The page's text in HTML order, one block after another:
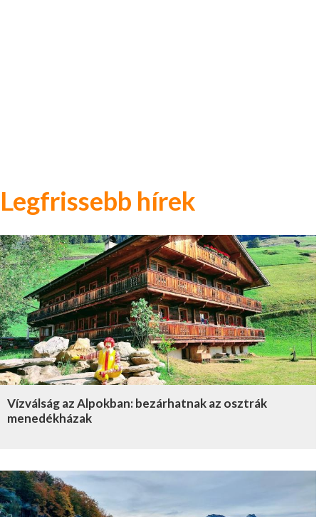
Legfrissebb hírek
Vízválság az Alpokban: bezárhatnak az osztrák
menedékházak